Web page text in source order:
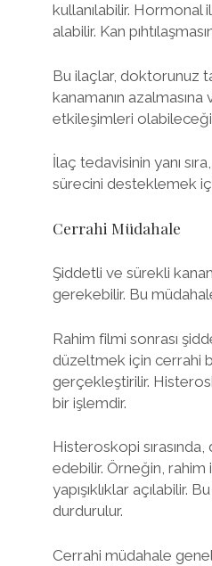
kullanılabilir. Hormonal
alabilir. Kan
Bu ilaçlar, doktorunuz
kanamanın
etkileşimleri
İlaç tedavisinin yanı
sürecini desteklemek
Cerrahi Müdahale
Şiddetli ve sürekli
gerekebilir. Bu
Rahim filmi sonrası
düzeltmek için cerrahi
gerçekleştirilir.
bir işlemdir.
Histeroskopi
edebilir. Örneğin,
yapışıklıklar açılabilir.
durdurulur.
Cerrahi müdahale